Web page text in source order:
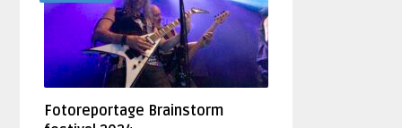
Fotoreportage Brainstorm